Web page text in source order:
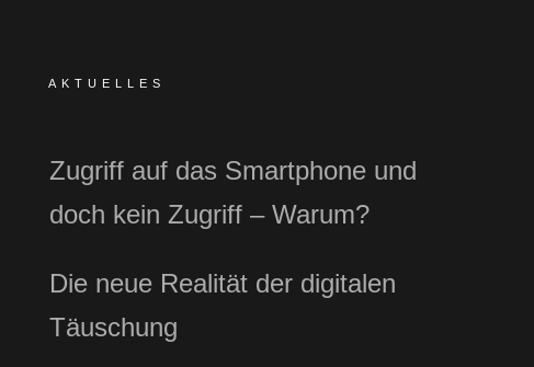
AKTUELLES
Zugriff auf das Smartphone und
doch kein Zugriff – Warum?
Die neue Realität der digitalen
Täuschung